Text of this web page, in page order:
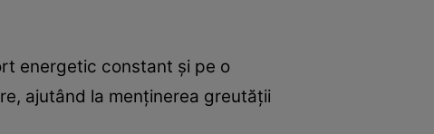
energetic constant şi pe o
ajutând la menţinerea greutăţii